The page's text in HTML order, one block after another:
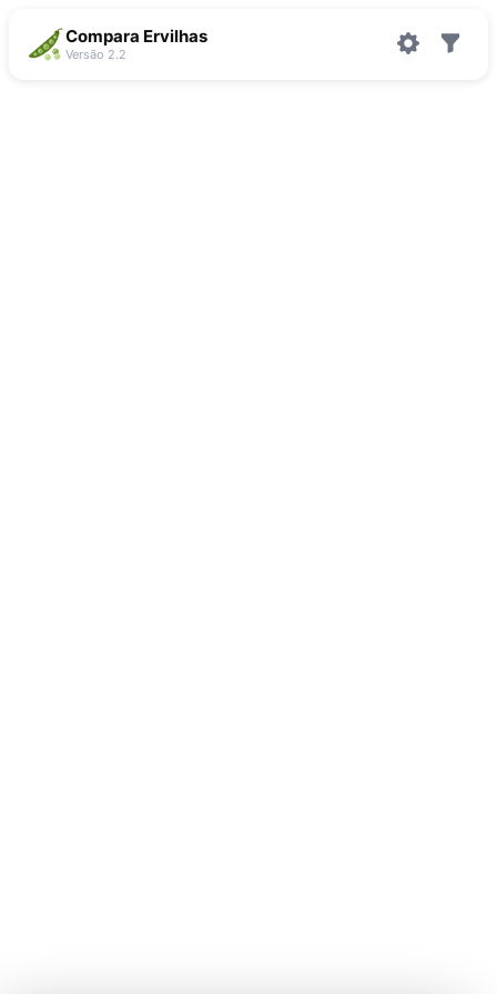
Compara Ervilhas
Versão 2.2